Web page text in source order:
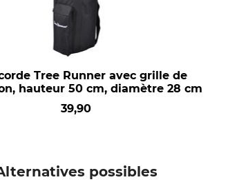
Tree Runner avec grille de
hauteur 50 cm, diamètre 28 cm
39,90
possibles